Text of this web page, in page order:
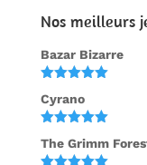
Nos meilleurs
Bazar Bizarre
sur 5
Cyrano
sur 5
The Grimm